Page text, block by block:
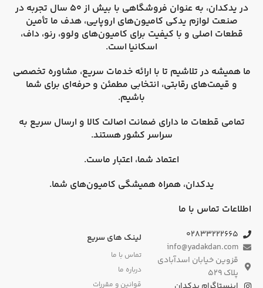
در یدکدان
، به عنوان فروشگاهی با بیش از 50 سال تجربه در
صنعت لوازم یدکی کامیون‌های اروپایی، هدف ما تأمین
قطعات اصلی و با کیفیت برای کامیون‌های ولوو، رنو، داف،
اسکانیا است.
ما همیشه در تلاشیم تا با ارائه خدمات سریع، مشاوره تخصصی
و قیمت‌های رقابتی، انتخابی مطمئن و حرفه‌ای برای شما
باشیم.
تمامی قطعات ما دارای ضمانت اصالت کالا و ارسال سریع به
سراسر کشورهستند.
اعتماد شما، اعتبار ماست.
یدکدان، همراه همیشگی کامیون‌های شما.
اطلاعات تماس با ما
۰۲۸۳۳۲۲۲۶۶۵
info@yadakdan.com
قزوین خیابان اسدآبادی
پلاک ۵۲۹
لینک های سریع
تماس با ما
درباره ما
قوانین و مقررات